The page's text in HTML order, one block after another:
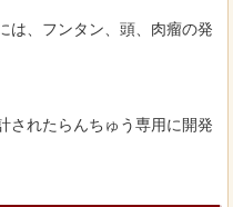
は、フンタン、頭、肉瘤の発
されたらんちゅう専用に開発